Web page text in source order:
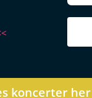
koncerter her